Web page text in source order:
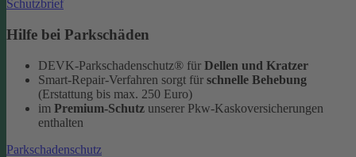
Schutzbrief
Hilfe bei Parkschäden
DEVK-Parkschadenschutz® für Dellen und Kratzer
Smart-Repair-Verfahren sorgt für schnelle Behebung
(Erstattung bis max. 250 Euro)
im Premium-Schutz unserer Pkw-Kaskoversicherungen
enthalten
Parkschadenschutz